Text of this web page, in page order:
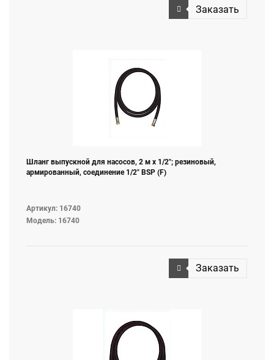
Заказать
Шланг выпускной для насосов, 2 м х 1/2"; резиновый,
армированный, соединение 1/2" BSP (F)
Артикул: 16740
Модель: 16740
Заказать